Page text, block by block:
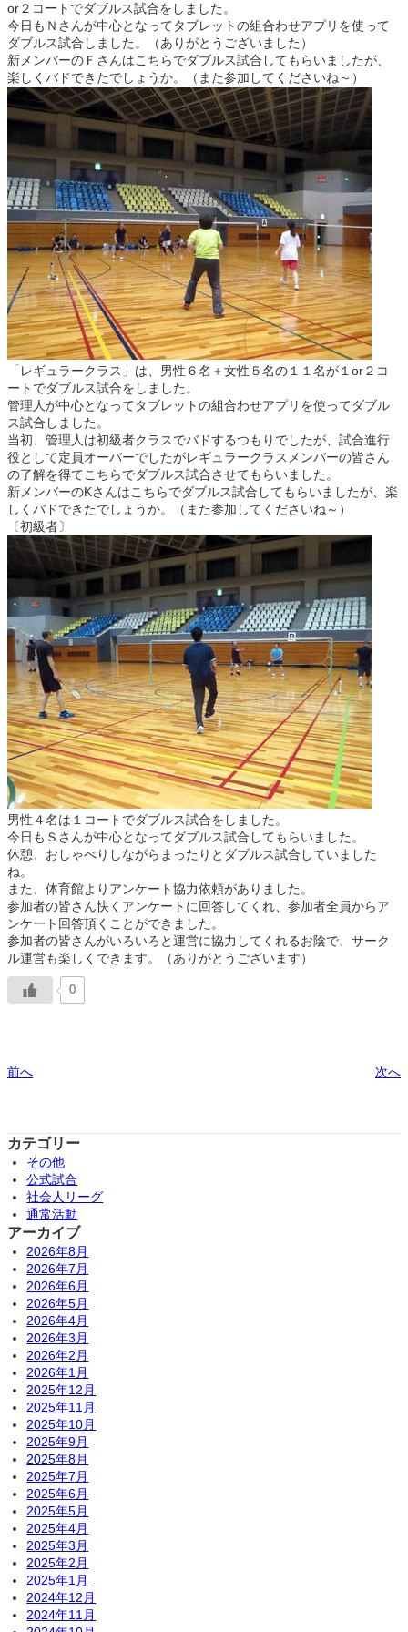
or２コートでダブルス試合をしました。
今日もＮさんが中心となってタブレットの組合わせアプリを使って
ダブルス試合しました。（ありがとうございました）
新メンバーのＦさんはこちらでダブルス試合してもらいましたが、
楽しくバドできたでしょうか。（また参加してくださいね～）
「レギュラークラス」は、男性６名＋女性５名の１１名が１or２コ
ートでダブルス試合をしました。
管理人が中心となってタブレットの組合わせアプリを使ってダブル
ス試合しました。
当初、管理人は初級者クラスでバドするつもりでしたが、試合進行
役として定員オーバーでしたがレギュラークラスメンバーの皆さん
の了解を得てこちらでダブルス試合させてもらいました。
新メンバーのKさんはこちらでダブルス試合してもらいましたが、楽
しくバドできたでしょうか。（また参加してくださいね～）
〔初級者〕
男性４名は１コートでダブルス試合をしました。
今日もＳさんが中心となってダブルス試合してもらいました。
休憩、おしゃべりしながらまったりとダブルス試合していました
ね。
また、体育館よりアンケート協力依頼がありました。
参加者の皆さん快くアンケートに回答してくれ、参加者全員からア
ンケート回答頂くことができました。
参加者の皆さんがいろいろと運営に協力してくれるお陰で、サーク
ル運営も楽しくできます。（ありがとうございます）
0
前へ 次へ
カテゴリー
その他
公式試合
社会人リーグ
通常活動
アーカイブ
2026年8月
2026年7月
2026年6月
2026年5月
2026年4月
2026年3月
2026年2月
2026年1月
2025年12月
2025年11月
2025年10月
2025年9月
2025年8月
2025年7月
2025年6月
2025年5月
2025年4月
2025年3月
2025年2月
2025年1月
2024年12月
2024年11月